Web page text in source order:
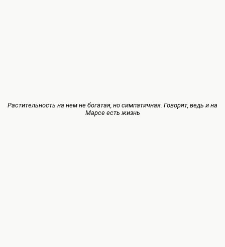
Растительность на нем не богатая, но симпатичная. Говорят, ведь и на
Марсе есть жизнь